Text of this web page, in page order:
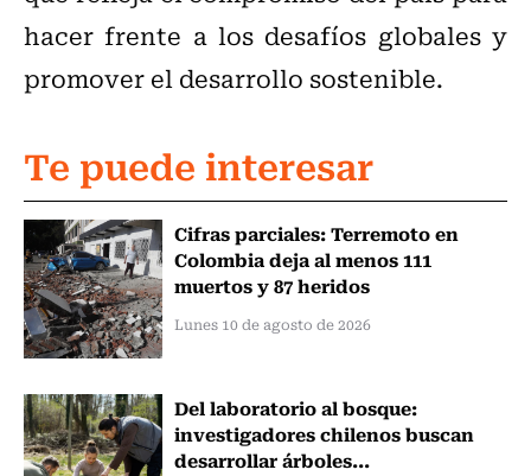
hacer frente a los desafíos globales y
promover el desarrollo sostenible.
Te puede interesar
Cifras parciales: Terremoto en
Colombia deja al menos 111
muertos y 87 heridos
Lunes 10 de agosto de 2026
Del laboratorio al bosque:
investigadores chilenos buscan
desarrollar árboles...